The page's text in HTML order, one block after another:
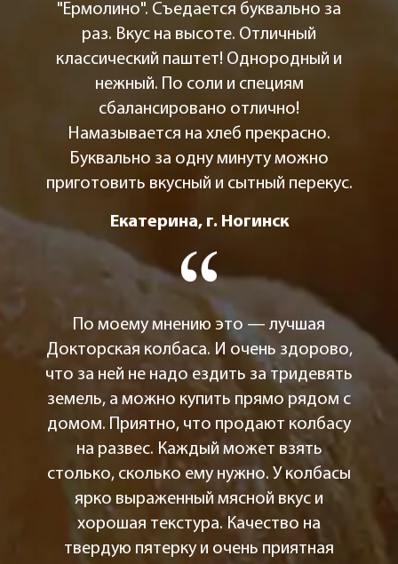
"Ермолино". Съедается буквально за
раз. Вкус на высоте. Отличный
классический паштет! Однородный и
нежный. По соли и специям
сбалансировано отлично!
Намазывается на хлеб прекрасно.
Буквально за одну минуту можно
приготовить вкусный и сытный перекус.
Екатерина, г. Ногинск
По моему мнению это — лучшая
Докторская колбаса. И очень здорово,
что за ней не надо ездить за тридевять
земель, а можно купить прямо рядом с
домом. Приятно, что продают колбасу
на развес. Каждый может взять
столько, сколько ему нужно. У колбасы
ярко выраженный мясной вкус и
хорошая текстура. Качество на
твердую пятерку и очень приятная